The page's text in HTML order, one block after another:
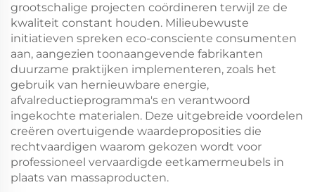
grootschalige projecten coördineren terwijl ze de
kwaliteit constant houden. Milieubewuste
initiatieven spreken eco-consciente consumenten
aan, aangezien toonaangevende fabrikanten
duurzame praktijken implementeren, zoals het
gebruik van hernieuwbare energie,
afvalreductieprogramma's en verantwoord
ingekochte materialen. Deze uitgebreide voordelen
creëren overtuigende waardeproposities die
rechtvaardigen waarom gekozen wordt voor
professioneel vervaardigde eetkamermeubels in
plaats van massaproducten.